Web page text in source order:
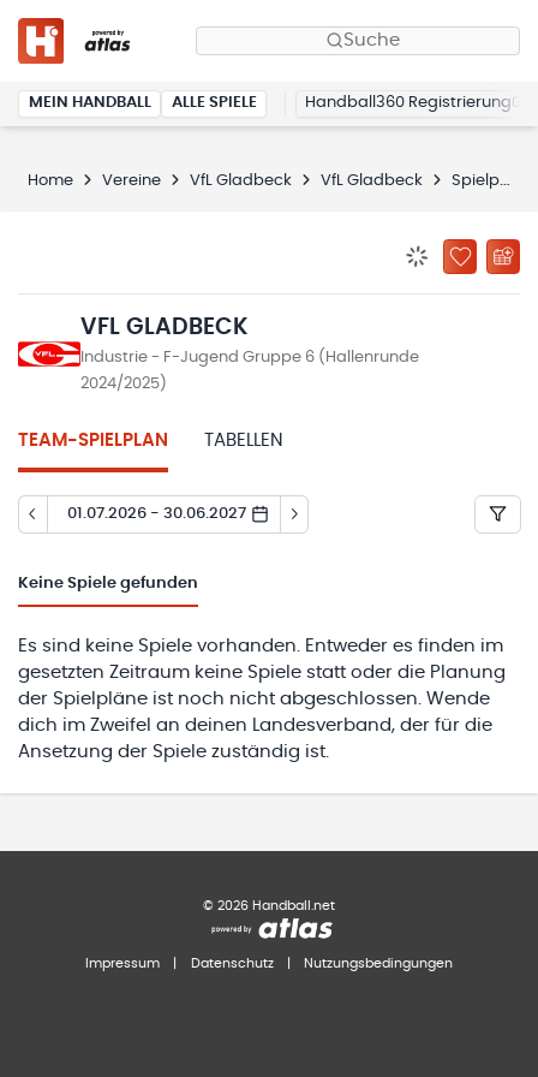
Suche
MEIN HANDBALL ALLE SPIELE Handball360 Registrierung
Home Vereine VfL Gladbeck VfL Gladbeck Spielplan
ZU
VFL GLADBECK
Industrie - F-Jugend Gruppe 6 (Hallenrunde
2024/2025)
TEAM-SPIELPLAN TABELLEN
01.07.2026 - 30.06.2027
Keine Spiele gefunden
Es sind keine Spiele vorhanden. Entweder es finden im
gesetzten Zeitraum keine Spiele statt oder die Planung
der Spielpläne ist noch nicht abgeschlossen. Wende
dich im Zweifel an deinen Landesverband, der für die
Ansetzung der Spiele zuständig ist.
© 2026 Handball.net
Impressum Datenschutz Nutzungsbedingungen